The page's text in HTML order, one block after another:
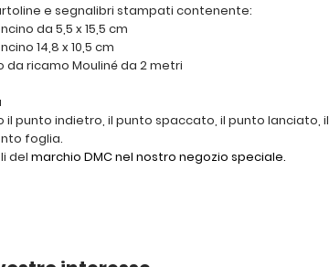
e segnalibri stampati contenente:
da 5,5 x 15,5 cm
14,8 x 10,5 cm
da ricamo Mouliné da 2 metri
il punto indietro, il punto spaccato, il punto lanciato, il
foglia.
del marchio DMC nel nostro negozio speciale.